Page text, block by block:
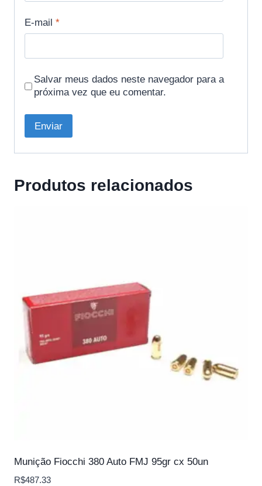
E-mail *
Salvar meus dados neste navegador para a
próxima vez que eu comentar.
Produtos relacionados
Munição Fiocchi 380 Auto FMJ 95gr cx 50un
R$487.33